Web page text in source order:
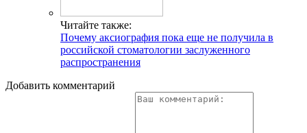
Читайте также:
Почему аксиография пока еще не получила в
российской стоматологии заслуженного
распространения
Добавить комментарий